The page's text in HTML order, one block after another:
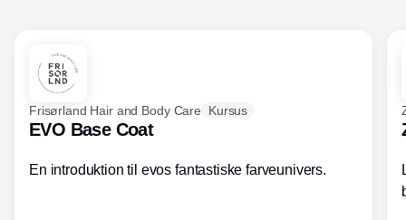
kundeoplevelsen, øges salget og
indtjeningen.
Frisørland Hair and Body Care Kursus
EVO Base Coat
En introduktion til evos fantastiske farveunivers.